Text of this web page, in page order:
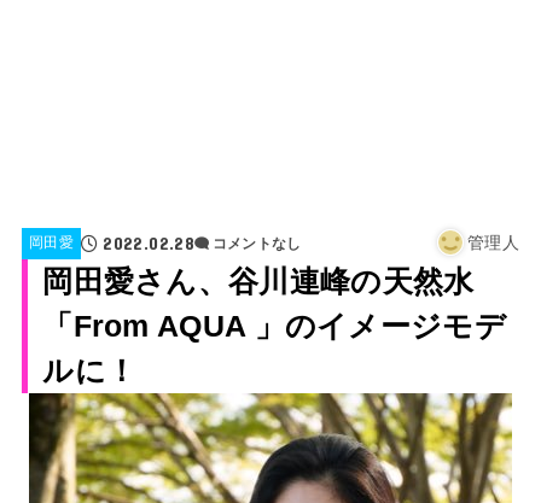
岡田愛 2022.02.28 コメントなし 管理人
岡田愛さん、谷川連峰の天然水
「From AQUA 」のイメージモデ
ルに！